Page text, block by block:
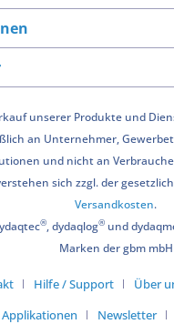
unserer Produkte und
an Unternehmer,
und nicht an Verbraucher
sich zzgl. der
Versandkosten.
®, dydaqlog®und
Marken der gbm mbH
Hilfe / Support Über
Newsletter